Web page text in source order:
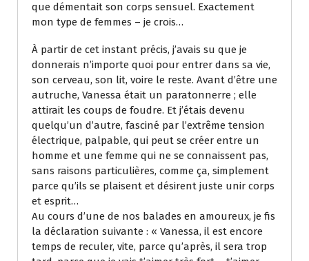
que démentait son corps sensuel. Exactement
mon type de femmes – je crois…
À partir de cet instant précis, j’avais su que je
donnerais n’importe quoi pour entrer dans sa vie,
son cerveau, son lit, voire le reste. Avant d’être une
autruche, Vanessa était un paratonnerre ; elle
attirait les coups de foudre. Et j’étais devenu
quelqu’un d’autre, fasciné par l’extrême tension
électrique, palpable, qui peut se créer entre un
homme et une femme qui ne se connaissent pas,
sans raisons particulières, comme ça, simplement
parce qu’ils se plaisent et désirent juste unir corps
et esprit…
Au cours d’une de nos balades en amoureux, je fis
la déclaration suivante : « Vanessa, il est encore
temps de reculer, vite, parce qu’après, il sera trop